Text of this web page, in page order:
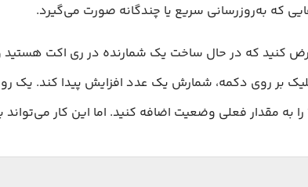
که به‌روزرسانی سریع یا چندگانه صورت می‌گیرد.
کنید که در حال ساخت یک شمارنده در ری اکت
بر روی دکمه، شمارش یک عدد افزایش پیدا کند. یک